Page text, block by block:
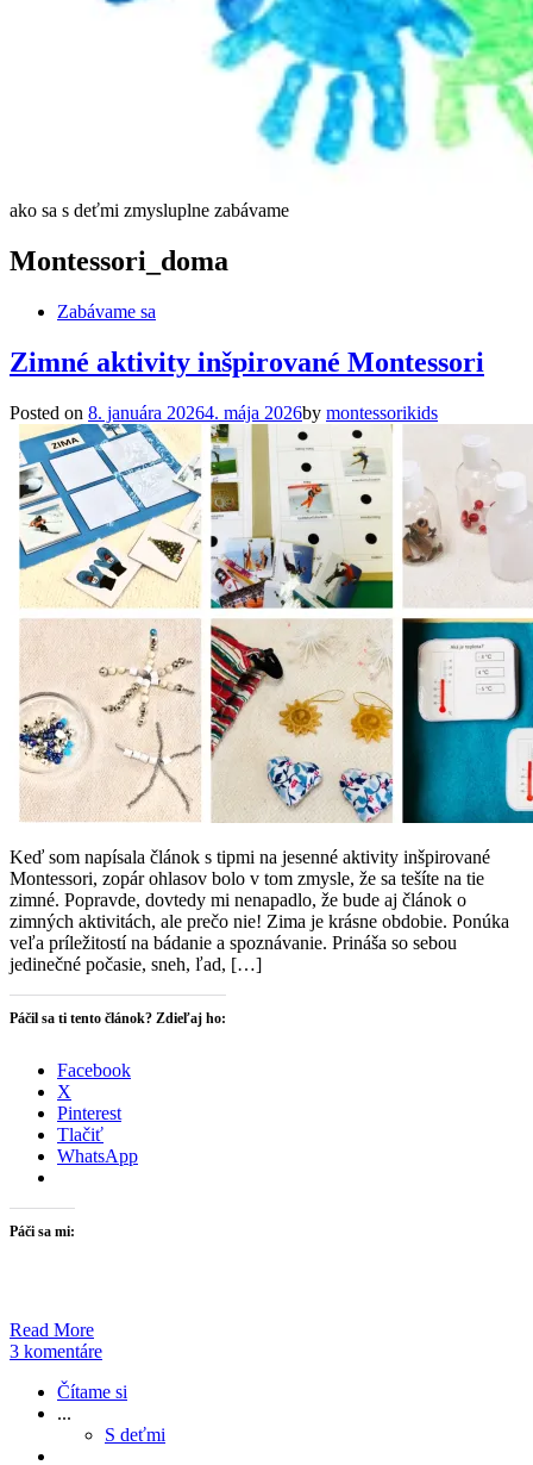
ako sa s deťmi zmysluplne zabávame
Montessori_doma
Zabávame sa
Zimné aktivity inšpirované Montessori
Posted on 8. januára 20264. mája 2026by montessorikids
Keď som napísala článok s tipmi na jesenné aktivity inšpirované
Montessori, zopár ohlasov bolo v tom zmysle, že sa tešíte na tie
zimné. Popravde, dovtedy mi nenapadlo, že bude aj článok o
zimných aktivitách, ale prečo nie! Zima je krásne obdobie. Ponúka
veľa príležitostí na bádanie a spoznávanie. Prináša so sebou
jedinečné počasie, sneh, ľad, […]
Páčil sa ti tento článok? Zdieľaj ho:
Facebook
X
Pinterest
Tlačiť
WhatsApp
Páči sa mi:
Read More
3 komentáre
Čítame si
...
S deťmi